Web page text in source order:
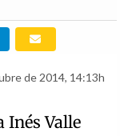
de 2014, 14:13h
Inés Valle